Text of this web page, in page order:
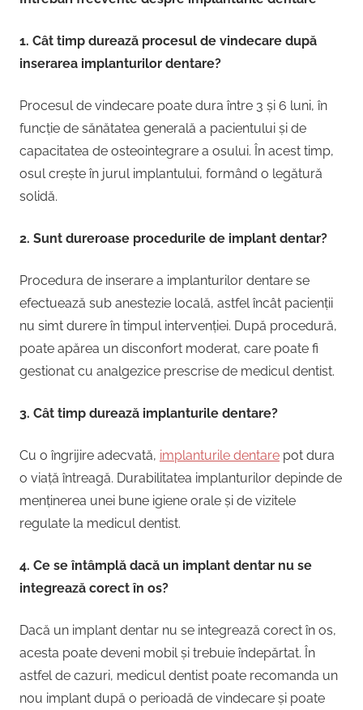
1. Cât timp durează procesul de vindecare după
inserarea implanturilor dentare?
Procesul de vindecare poate dura între 3 și 6 luni, în
funcție de sănătatea generală a pacientului și de
capacitatea de osteointegrare a osului. În acest timp,
osul crește în jurul implantului, formând o legătură
solidă.
2. Sunt dureroase procedurile de implant dentar?
Procedura de inserare a implanturilor dentare se
efectuează sub anestezie locală, astfel încât pacienții
nu simt durere în timpul intervenției. După procedură,
poate apărea un disconfort moderat, care poate fi
gestionat cu analgezice prescrise de medicul dentist.
3. Cât timp durează implanturile dentare?
Cu o îngrijire adecvată, implanturile dentare pot dura
o viață întreagă. Durabilitatea implanturilor depinde de
menținerea unei bune igiene orale și de vizitele
regulate la medicul dentist.
4. Ce se întâmplă dacă un implant dentar nu se
integrează corect în os?
Dacă un implant dentar nu se integrează corect în os,
acesta poate deveni mobil și trebuie îndepărtat. În
astfel de cazuri, medicul dentist poate recomanda un
nou implant după o perioadă de vindecare și poate